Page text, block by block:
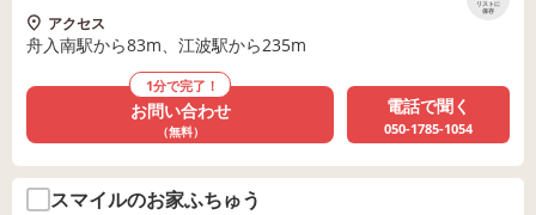
リストに
保存
アクセス
舟入南駅から83m、江波駅から235m
1分で完了！
お問い合わせ
（無料）
電話で聞く
050-1785-1054
スマイルのお家ふちゅう